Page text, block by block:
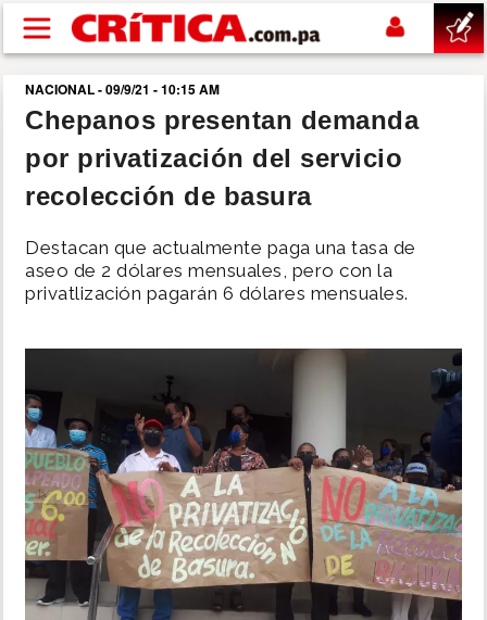
Pasar al contenido principal
buscar
SUCESOS
POLÍTICA
DEPORTES
MUNDO
INSÓLITAS
MULTIMEDIA
NACIONAL - 09/9/21 - 10:15 AM
Chepanos presentan demanda
por privatización del servicio
recolección de basura
Destacan que actualmente paga una tasa de
aseo de 2 dólares mensuales, pero con la
privatlización pagarán 6 dólares mensuales.